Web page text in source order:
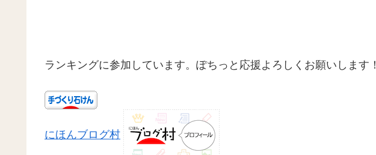
ランキングに参加しています。ぽちっと応援よろしくお願いします！
にほんブログ村